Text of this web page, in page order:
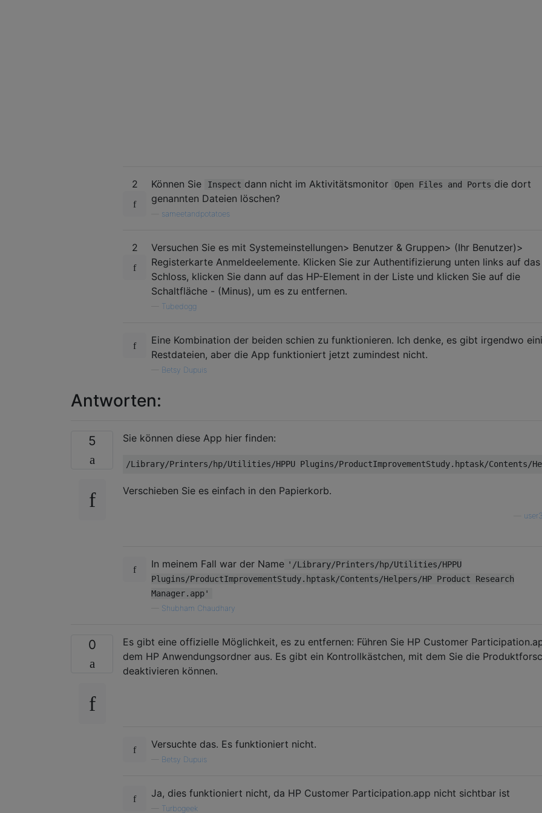
2 Können Sie Inspect dann nicht im Aktivitätsmonitor Open Files and Ports die dort
genannten Dateien löschen?
sameetandpotatoes
2
Versuchen Sie es mit Systemeinstellungen> Benutzer & Gruppen> (Ihr Benutzer)>
Registerkarte Anmeldeelemente. Klicken Sie zur Authentifizierung unten links auf das
Schloss, klicken Sie dann auf das HP-Element in der Liste und klicken Sie auf die
Schaltfläche - (Minus), um es zu entfernen.
Tubedogg
Eine Kombination der beiden schien zu funktionieren. Ich denke, es gibt irgendwo
Restdateien, aber die App funktioniert jetzt zumindest nicht.
Betsy Dupuis
Antworten:
5 Sie können diese App hier finden:
Verschieben Sie es einfach in den Papierkorb.
In meinem Fall war der Name '/Library/Printers/hp/Utilities/HPPU
Plugins/ProductImprovementStudy.hptask/Contents/Helpers/HP Product Research
Manager.app'
Shubham Chaudhary
0
Es gibt eine offizielle Möglichkeit, es zu entfernen: Führen Sie HP Customer
dem HP Anwendungsordner aus. Es gibt ein Kontrollkästchen, mit dem Sie die
deaktivieren können.
Versuchte das. Es funktioniert nicht.
Betsy Dupuis
Ja, dies funktioniert nicht, da HP Customer Participation.app nicht sichtbar ist
Turbogeek